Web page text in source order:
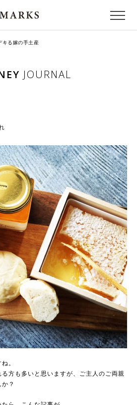
キる嫁の手土産
JOURNAL
。
方も多いと思いますが、ご主人のご両親
？